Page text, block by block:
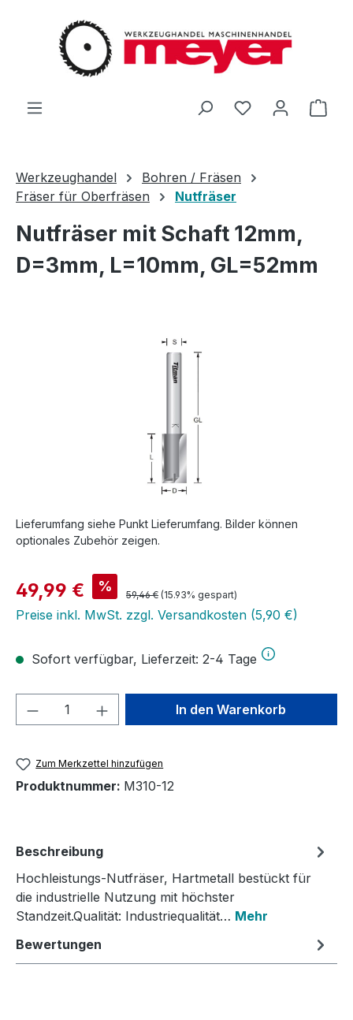
Zum Hauptinhalt springen
Du hast 0
Werkzeughandel
Bohren / Fräsen
Fräser für Oberfräsen
Nutfräser
Nutfräser mit Schaft 12mm,
D=3mm, L=10mm, GL=52mm
Bildergalerie überspringen
Lieferumfang siehe Punkt Lieferumfang. Bilder können
optionales Zubehör zeigen.
Verkaufspreis:
49,99 € % Regulärer Preis:
59,46 € (15.93% gespart)
Preise inkl. MwSt. zzgl. Versandkosten (5,90 €)
Sofort verfügbar, Lieferzeit: 2-4 Tage
Produkt Anzahl: Gib denIn den Warenkorb
Zum Merkzettel hinzufügen
Produktnummer: M310-12
Beschreibung
Hochleistungs-Nutfräser, Hartmetall bestückt für
die industrielle Nutzung mit höchster
Standzeit.Qualität: Industriequalität… Mehr
Bewertungen